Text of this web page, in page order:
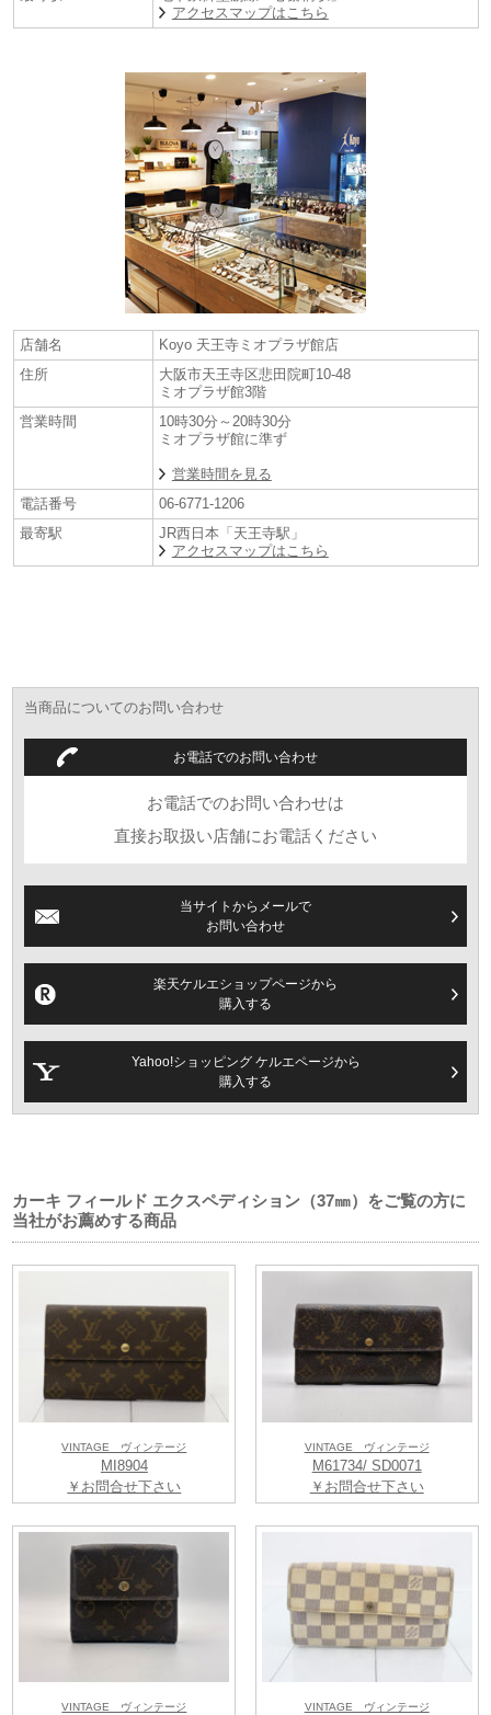
～大阪専門店唯一のハミルトンプレミアムショ
ップ「ケルエ大阪心斎橋店」の購入特典～
＊ハミルトン腕時計をご購入のお客様に「輸入ブランドのレザーバン
ド」+「ハミルトン グッズ」をプレゼント。
＊ハミルトンブランドショッパーでのお渡し
最新作から限定モデルまで、関西屈指の品揃え（120本以上）にてお待ち
しております。
この機会を是非ともお見逃しなく！！
アクセスマップはこちら
店舗名
Koyo 天王寺ミオプラザ館店
住所
大阪市天王寺区悲田院町10-48
ミオプラザ館3階
営業時間
10時30分～20時30分
ミオプラザ館に準ず
営業時間を見る
電話番号
06-6771-1206
最寄駅
JR西日本「天王寺駅」
アクセスマップはこちら
当商品についてのお問い合わせ
お電話でのお問い合わせ
お電話でのお問い合わせは
直接お取扱い店舗にお電話ください
当サイトからメールで
お問い合わせ
楽天ケルエショップページから
購入する
Yahoo!ショッピング ケルエページから
購入する
カーキ フィールド エクスペディション（37㎜）をご覧の方に
当社がお薦めする商品
VINTAGE ヴィンテージ
MI8904
￥お問合せ下さい
VINTAGE ヴィンテージ
M61734/ SD0071
￥お問合せ下さい
VINTAGE ヴィンテージ VINTAGE ヴィンテージ